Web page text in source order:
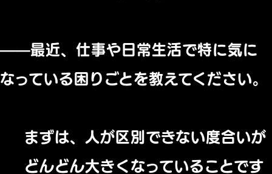
——最近、仕事や日常生活で特に気に
なっている困りごとを教えてください。
まずは、人が区別できない度合いが
どんどん大きくなっていることです